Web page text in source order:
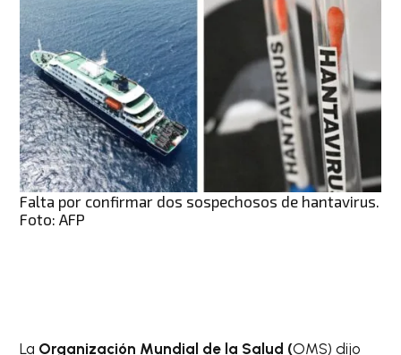
Falta por confirmar dos sospechosos de hantavirus.
Foto: AFP
La Organización Mundial de la Salud (OMS) dijo